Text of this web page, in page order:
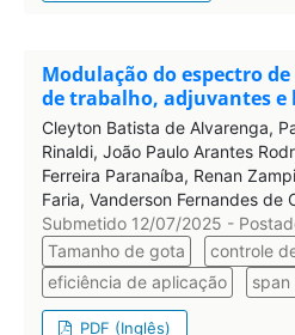
Modulação do espectro
de trabalho, adjuvantes e
Cleyton Batista de Alvarenga,
Rinaldi, João Paulo Arantes
Ferreira Paranaíba, Renan
Faria, Vanderson Fernandes de
Submetido 12/07/2025 -
Tamanho de gota
controle
eficiência de aplicação
span
PDF (Inglês)